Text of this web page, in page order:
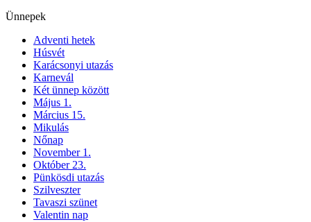
Ünnepek
Adventi hetek
Húsvét
Karácsonyi utazás
Karnevál
Két ünnep között
Május 1.
Március 15.
Mikulás
Nőnap
November 1.
Október 23.
Pünkösdi utazás
Szilveszter
Tavaszi szünet
Valentin nap